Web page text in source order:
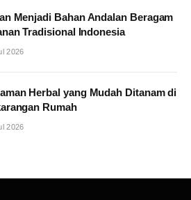
Menjadi Bahan Andalan Beragam
Tradisional Indonesia
2026
Herbal yang Mudah Ditanam di
Rumah
2026